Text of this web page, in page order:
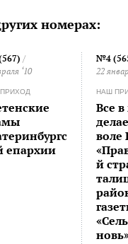
номерах:
/
‘10
епархии
№4
22
НАШ
Все
воле
й